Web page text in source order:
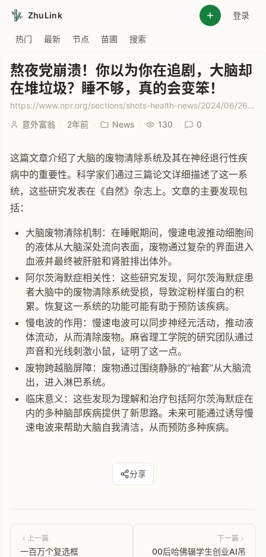
ZhuLink 登录
热门 最新 节点 苗圃 搜索
熬夜党崩溃！你以为你在追剧，大脑却
在堆垃圾？睡不够，真的会变笨！
https://www.npr.org/sections/shots-health-news/2024/06/26/g-s1-6177/brain-waste-removal-system-amyloid-alzheimer-toxins
意外富翁 · 2年前 · News · 130 · 0
这篇文章介绍了大脑的废物清除系统及其在神经退行性疾
病中的重要性。科学家们通过三篇论文详细描述了这一系
统，这些研究发表在《自然》杂志上。文章的主要发现包
括：
大脑废物清除机制：在睡眠期间，慢速电波推动细胞间
的液体从大脑深处流向表面，废物通过复杂的界面进入
血液并最终被肝脏和肾脏排出体外。
阿尔茨海默症相关性：这些研究发现，阿尔茨海默症患
者大脑中的废物清除系统受损，导致淀粉样蛋白的积
累。恢复这一系统的功能可能有助于预防该疾病。
慢电波的作用：慢速电波可以同步神经元活动，推动液
体流动，从而清除废物。麻省理工学院的研究团队通过
声音和光线刺激小鼠，证明了这一点。
废物跨越脑屏障：废物通过围绕静脉的“袖套”从大脑流
出，进入淋巴系统。
临床意义：这些发现为理解和治疗包括阿尔茨海默症在
内的多种脑部疾病提供了新思路。未来可能通过诱导慢
速电波来帮助大脑自我清洁，从而预防多种疾病。
分享
上一篇
一百万个复选框
下一篇
00后哈佛辍学生创业AI吊